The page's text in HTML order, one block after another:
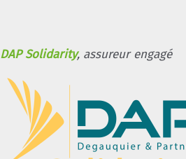
DAP Solidarity, assureur engagé